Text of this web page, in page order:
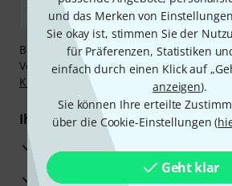
und das Merken von
Sie okay ist, stimmen Sie der
für Präferenzen, Statistiken
einfach durch einen Klick auf
anzeigen).
Sie können Ihre erteilte
über die Cookie-Einstellungen (
Geht klar
Bezahlen Sie vertraulich und sicher per
Vorkasse, PayPal, Amazon Pay,Klarna
Klarna Ratenzahlung
oder Kreditkarte.
Ihre Vorteile
3 Jahre Thomann Garantie
30 Tage Money-Back-Garantie